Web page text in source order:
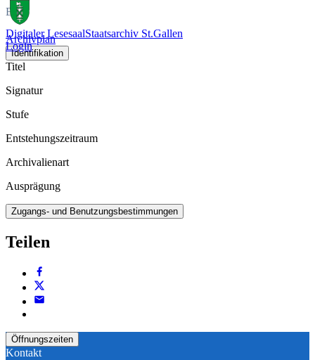
Digitaler LesesaalStaatsarchiv St.Gallen
Login
Buch
Archivplan
Identifikation
Titel
Signatur
Stufe
Entstehungszeitraum
Archivalienart
Ausprägung
Zugangs- und Benutzungsbestimmungen
Teilen
Öffnungszeiten
Kontakt